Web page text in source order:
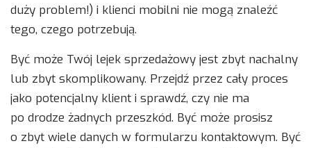
duży problem!) i klienci mobilni nie mogą znaleźć
tego, czego potrzebują.
Być może Twój lejek sprzedażowy jest zbyt nachalny
lub zbyt skomplikowany. Przejdź przez cały proces
jako potencjalny klient i sprawdź, czy nie ma
po drodze żadnych przeszkód. Być może prosisz
o zbyt wiele danych w formularzu kontaktowym. Być